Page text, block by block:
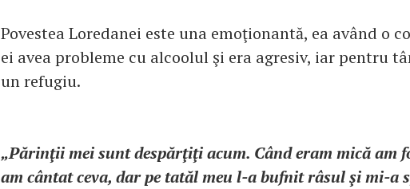
Povestea Loredanei este una emoţionantă, ea având o
ei avea probleme cu alcoolul şi era agresiv, iar pentru
un refugiu.
„Părinţii mei sunt despărţiţi acum. Când eram mică am
am cântat ceva, dar pe tatăl meu l-a bufnit râsul şi mi-a